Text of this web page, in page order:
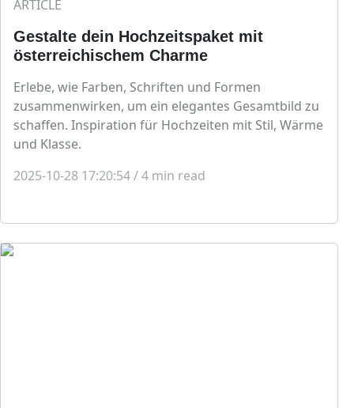
ARTICLE
Gestalte dein Hochzeitspaket mit
österreichischem Charme
Erlebe, wie Farben, Schriften und Formen
zusammenwirken, um ein elegantes Gesamtbild zu
schaffen. Inspiration für Hochzeiten mit Stil, Wärme
und Klasse.
2025-10-28 17:20:54/4 min read